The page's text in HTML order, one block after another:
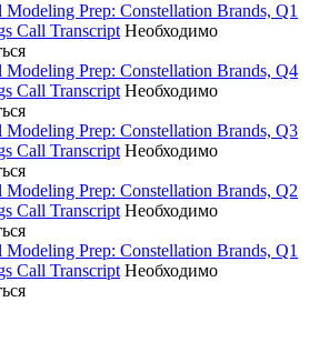
Modeling Prep: Constellation Brands, Q1
Call Transcript Необходимо
Modeling Prep: Constellation Brands, Q4
Call Transcript Необходимо
Modeling Prep: Constellation Brands, Q3
Call Transcript Необходимо
Modeling Prep: Constellation Brands, Q2
Call Transcript Необходимо
Modeling Prep: Constellation Brands, Q1
Call Transcript Необходимо